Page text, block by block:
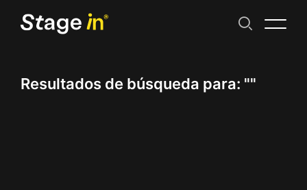
Resultados de búsqueda para: ""